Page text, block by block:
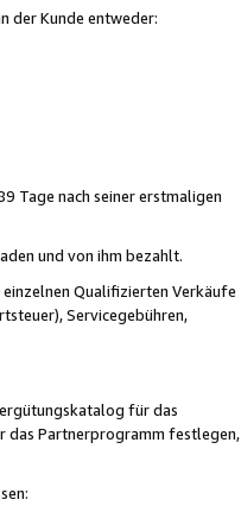
der Kunde entweder:
Tage nach seiner erstmaligen
und von ihm bezahlt.
Qualifizierten Verkäufe
Servicegebühren,
für das
das Partnerprogramm festlegen,